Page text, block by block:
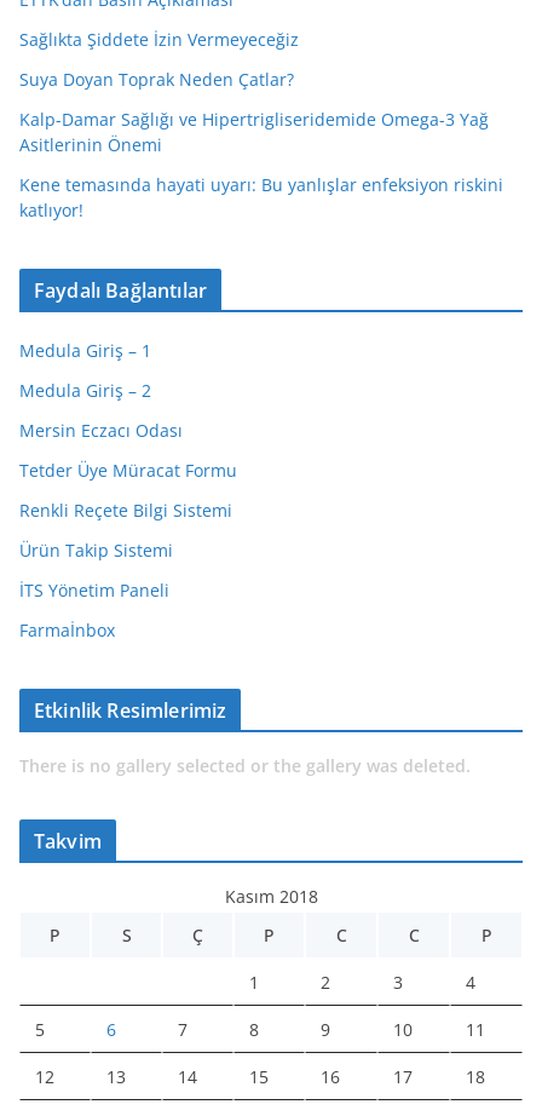
Sağlıkta Şiddete İzin Vermeyeceğiz
Suya Doyan Toprak Neden Çatlar?
Kalp-Damar Sağlığı ve Hipertrigliseridemide Omega-3 Yağ
Asitlerinin Önemi
Kene temasında hayati uyarı: Bu yanlışlar enfeksiyon riskini
katlıyor!
Faydalı Bağlantılar
Medula Giriş – 1
Medula Giriş – 2
Mersin Eczacı Odası
Tetder Üye Müracat Formu
Renkli Reçete Bilgi Sistemi
Ürün Takip Sistemi
İTS Yönetim Paneli
Farmaİnbox
Etkinlik Resimlerimiz
There is no gallery selected or the gallery was deleted.
Takvim
Kasım 2018
P
S Ç P C C P
1 2 3 4
5 6 7 8 9 10 11
12 13 14 15 16 17 18